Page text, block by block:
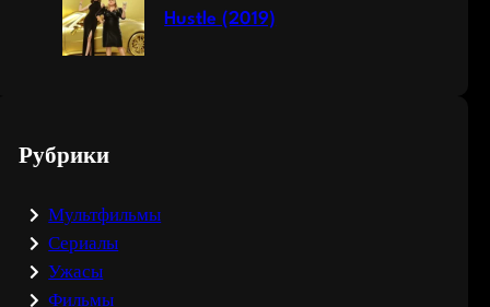
Hustle (2019)
Рубрики
Мультфильмы
Сериалы
Ужасы
Фильмы